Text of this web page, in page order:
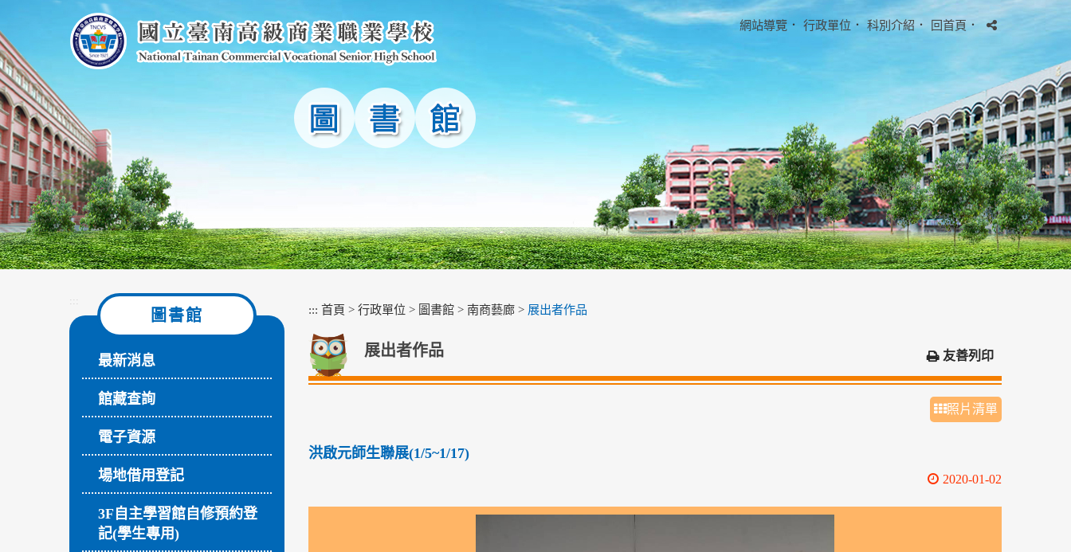
主
要
內
容
區
塊
網站導覽 ． 行政單位 ． 科別介紹． 回首頁．
:::
圖書館
最新消息
館藏查詢
電子資源
場地借用登記
3F自主學習館自修預約登
記(學生專用)
::: 首頁 > 行政單位 > 圖書館 > 南商藝廊 > 展出者作品
展出者作品 友善列印
照片清單
洪啟元師生聯展(1/5~1/17)
2020-01-02